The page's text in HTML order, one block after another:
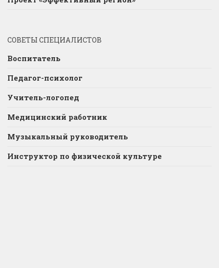
СОВЕТЫ СПЕЦИАЛИСТОВ
Воспитатель
Педагог-психолог
Учитель-логопед
Медицинский работник
Музыкальный руководитель
Инструктор по физической культуре